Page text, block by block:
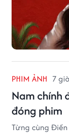
PHIM ẢNH 7
Nam chính
đóng phim
Từng cùng